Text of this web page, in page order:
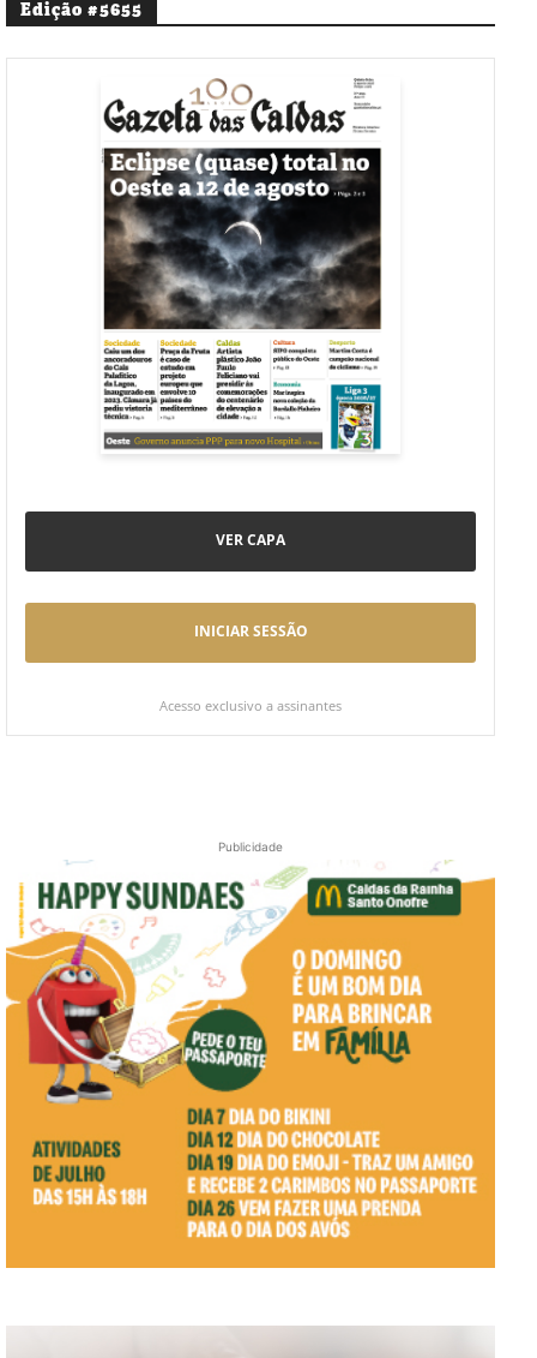
Edição #5655
VER CAPA
INICIAR SESSÃO
Acesso exclusivo a assinantes
Publicidade